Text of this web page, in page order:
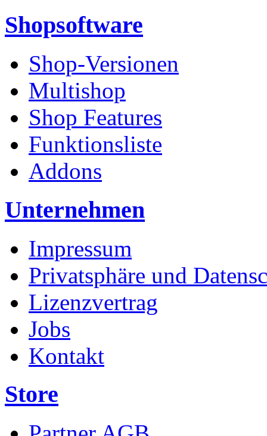
Shopsoftware
Shop-Versionen
Multishop
Shop Features
Funktionsliste
Addons
Unternehmen
Impressum
Privatsphäre und
Lizenzvertrag
Jobs
Kontakt
Store